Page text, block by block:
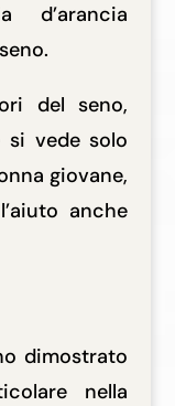
d’arancia
del seno,
vede solo
giovane,
anche
dimostrato
nella